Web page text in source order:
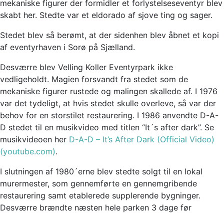
mekaniske figurer der formidler et forlystelseseventyr blev
skabt her. Stedte var et eldorado af sjove ting og sager.
Stedet blev så berømt, at der sidenhen blev åbnet et kopi
af eventyrhaven i Sorø på Sjælland.
Desværre blev Velling Koller Eventyrpark ikke
vedligeholdt. Magien forsvandt fra stedet som de
mekaniske figurer rustede og malingen skallede af. I 1976
var det tydeligt, at hvis stedet skulle overleve, så var der
behov for en storstilet restaurering. I 1986 anvendte D-A-
D stedet til en musikvideo med titlen “It´s after dark”. Se
musikvideoen her D-A-D – It’s After Dark (Official Video)
(youtube.com).
I slutningen af 1980´erne blev stedte solgt til en lokal
murermester, som gennemførte en gennemgribende
restaurering samt etablerede supplerende bygninger.
Desværre brændte næsten hele parken 3 dage før